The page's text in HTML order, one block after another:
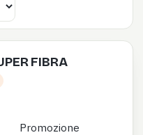
FIBRA
Promozione